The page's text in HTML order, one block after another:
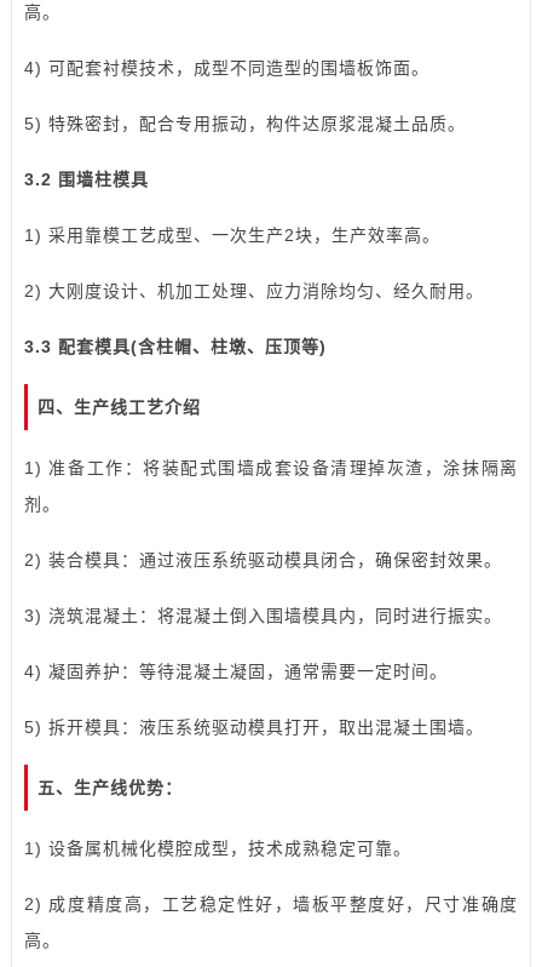
高。
4) 可配套衬模技术，成型不同造型的围墙板饰面。
5) 特殊密封，配合专用振动，构件达原浆混凝土品质。
3.2 围墙柱模具
1) 采用靠模工艺成型、一次生产2块，生产效率高。
2) 大刚度设计、机加工处理、应力消除均匀、经久耐用。
3.3 配套模具(含柱帽、柱墩、压顶等)
四、生产线工艺介绍
1) 准备工作：将装配式围墙成套设备清理掉灰渣，涂抹隔离
剂。
2) 装合模具：通过液压系统驱动模具闭合，确保密封效果。
3) 浇筑混凝土：将混凝土倒入围墙模具内，同时进行振实。
4) 凝固养护：等待混凝土凝固，通常需要一定时间。
5) 拆开模具：液压系统驱动模具打开，取出混凝土围墙。
五、生产线优势：
1) 设备属机械化模腔成型，技术成熟稳定可靠。
2) 成度精度高，工艺稳定性好，墙板平整度好，尺寸准确度
高。